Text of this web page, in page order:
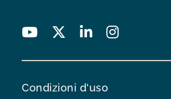
Condizioni d'uso